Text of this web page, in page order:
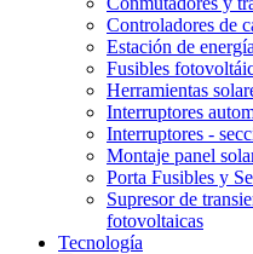
Controladores de
Estación de energía
Fusibles
Herramientas
Interruptores
Interruptores -
Montaje panel
Porta Fusibles y
Supresor de
fotovoltaicas
Tecnología